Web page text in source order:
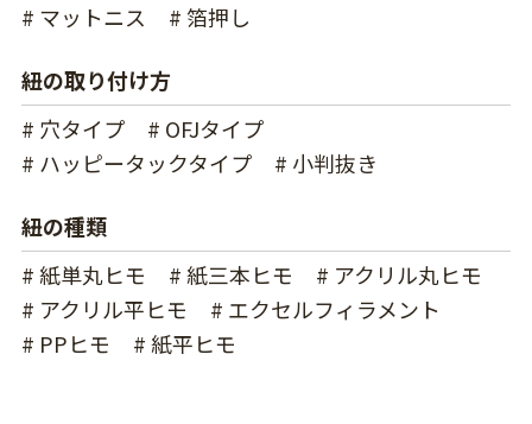
# マットニス
# 箔押し
紐の取り付け方
# 穴タイプ
# OFJタイプ
# ハッピータックタイプ
# 小判抜き
紐の種類
# 紙単丸ヒモ
# 紙三本ヒモ
# アクリル丸ヒモ
# アクリル平ヒモ
# エクセルフィラメント
# PPヒモ
# 紙平ヒモ